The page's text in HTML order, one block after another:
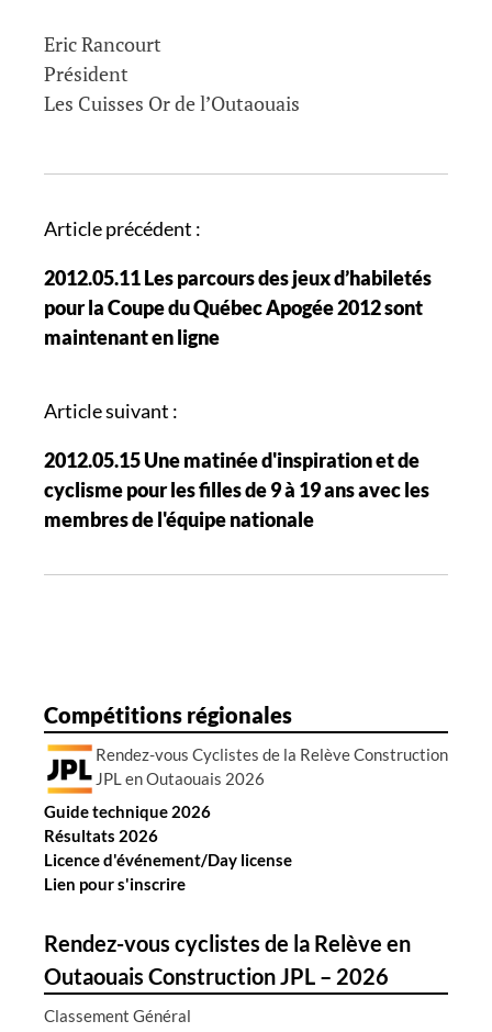
Eric Rancourt
Président
Les Cuisses Or de l’Outaouais
N
v
i
g
t
o
n
d
s
i
c
e
s
Article précédent :
2012.05.11 Les parcours des jeux d’habiletés
pour la Coupe du Québec Apogée 2012 sont
maintenant en ligne
Article suivant :
2012.05.15 Une matinée d'inspiration et de
cyclisme pour les filles de 9 à 19 ans avec les
membres de l'équipe nationale
Compétitions régionales
Rendez-vous Cyclistes de la Relève Construction
JPL en Outaouais 2026
Guide technique 2026
Résultats 2026
Licence d'événement/Day license
Lien pour s'inscrire
Rendez-vous cyclistes de la Relève en
Outaouais Construction JPL – 2026
Classement Général